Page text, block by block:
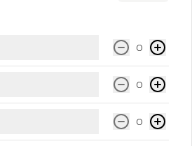
0
0
0